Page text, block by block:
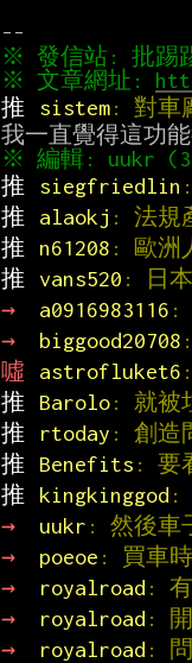
※ 發信站: 批踢
※ 文章網址:
推
sistem: 對車
推
siegfriedlin
推
alaokj : 法規
推
n61208 : 歐洲
推
vans520 : 日
→
a0916983116 :
→
biggood20708
噓
astrofluket6
推
Barolo: 就被
推
rtoday : 創造
推
Benefits : 要
推
kingkinggod :
→
uukr : 然後車
→
poeoe : 買車
→
royalroad :
→
royalroad :
→
royalroad : 問